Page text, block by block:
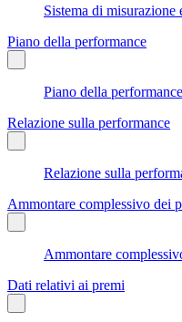
Sistema di misurazione
Piano della performance
Piano della
Relazione sulla performance
Relazione sulla
Ammontare complessivo dei
Ammontare
Dati relativi ai premi